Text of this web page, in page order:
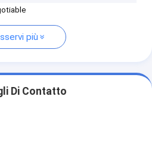
più
Di Contatto